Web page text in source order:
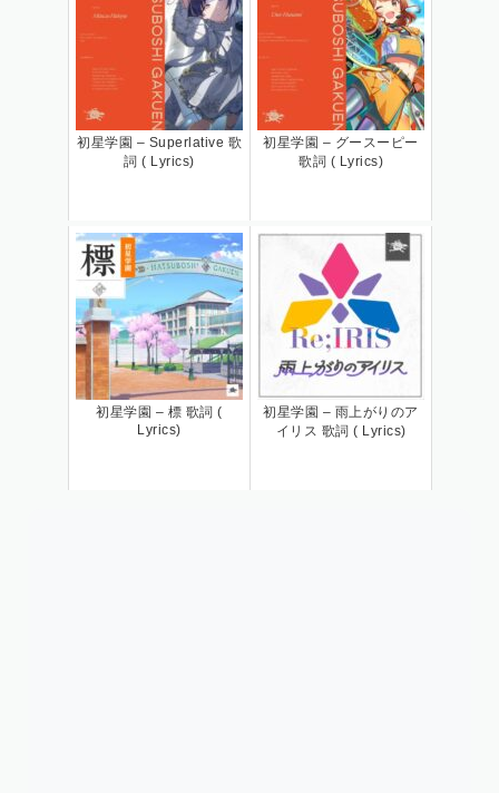
初星学園 – Superlative 歌
詞 ( Lyrics)
初星学園 – グースーピー
歌詞 ( Lyrics)
初星学園 – 標 歌詞 (
Lyrics)
初星学園 – 雨上がりのア
イリス 歌詞 ( Lyrics)